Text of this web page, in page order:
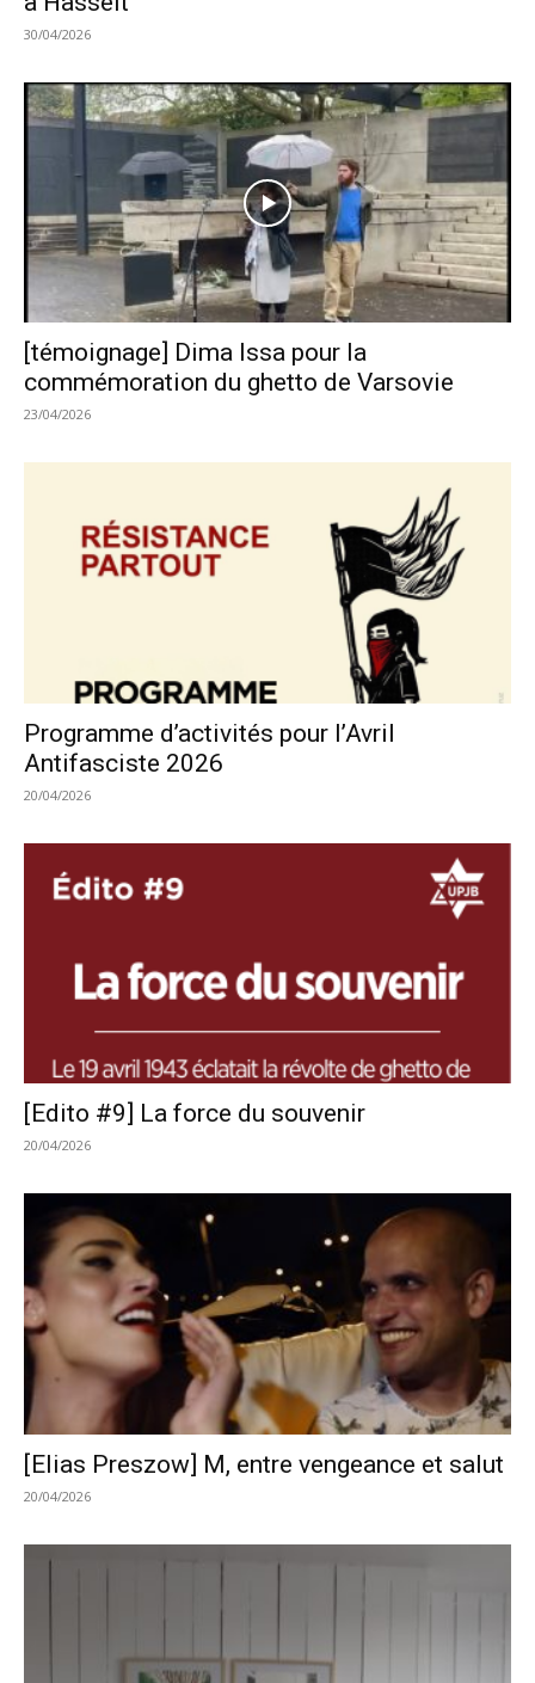
30/04/2026
[témoignage] Dima Issa pour la
commémoration du ghetto de Varsovie
23/04/2026
Programme d’activités pour l’Avril
Antifasciste 2026
20/04/2026
[Edito #9] La force du souvenir
20/04/2026
[Elias Preszow] M, entre vengeance et salut
20/04/2026